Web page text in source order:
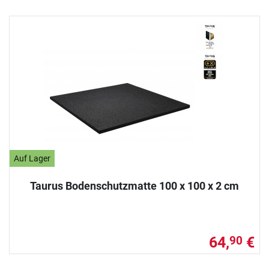
Auf Lager
Taurus Bodenschutzmatte 100 x 100 x 2 cm
64,90 €